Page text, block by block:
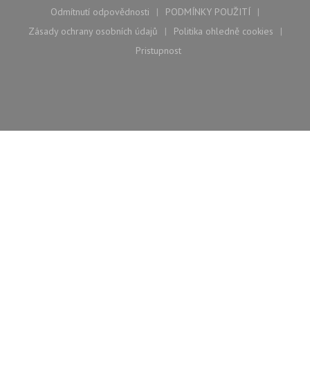
Odmítnutí odpovědnosti
((otevře se v novém okně))
PODMÍNKY POUŽITÍ
((otevře se v novém
Zásady ochrany osobních údajů
((otevře se v novém okně))
Politika ohledně cookies
((otevře se v
Pristupnost
((otevře se v novém okně))